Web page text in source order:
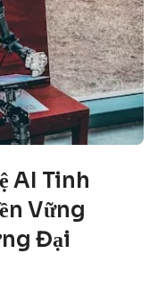
AI Tinh
Vững
Đại